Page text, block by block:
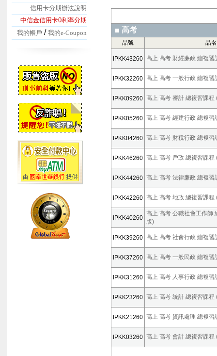
信用卡分期辦法說明
中信金信用卡0利率分期
我的帳戶 / 我的e-Coupon 高考
品號 品名
IPKK43260 高上 高考 財經廉政 總複習
IPKK32260 高上 高考 一般行政 總複習
IPKK09260 高上 高考 審計 總複習課程
IPKK05260 高上 高考 經建行政 總複習
IPKK04260 高上 高考 財稅行政 總複習
IPKK46260 高上 高考 戶政 總複習課程
IPKK44260 高上 高考 法律廉政 總複習
IPKK42260 高上 高考 地政 總複習課程
IPKK40260
高上 高考 公職社會工作師
版)
IPKK39260 高上 高考 社會行政 總複習
IPKK37260 高上 高考 一般民政 總複習
IPKK31260 高上 高考 人事行政 總複習
IPKK23260 高上 高考 統計 總複習課程
IPKK21260 高上 高考 資訊處理 總複習
IPKK03260 高上 高考 會計 總複習課程